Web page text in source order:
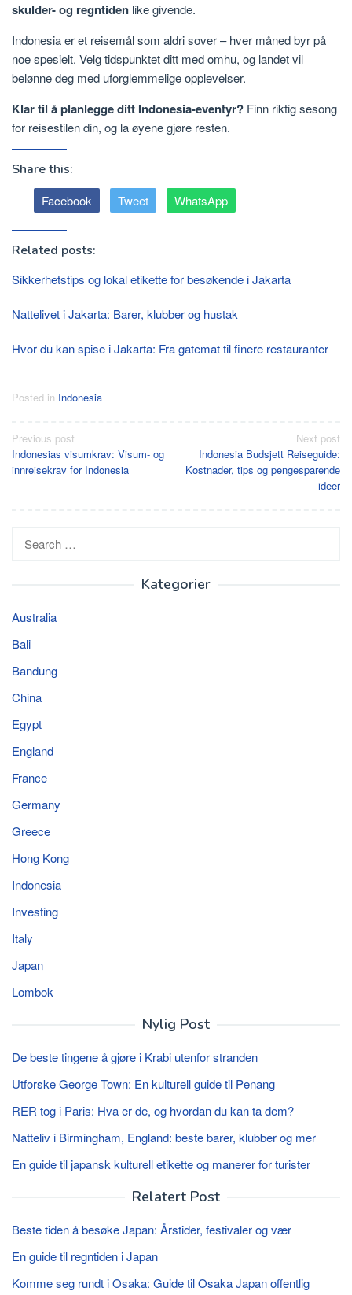
skulder- og regntiden like givende.
Indonesia er et reisemål som aldri sover – hver måned byr på
noe spesielt. Velg tidspunktet ditt med omhu, og landet vil
belønne deg med uforglemmelige opplevelser.
Klar til å planlegge ditt Indonesia-eventyr? Finn riktig sesong
for reisestilen din, og la øyene gjøre resten.
Share this:
Facebook Tweet WhatsApp
Related posts:
Sikkerhetstips og lokal etikette for besøkende i Jakarta
Nattelivet i Jakarta: Barer, klubber og hustak
Hvor du kan spise i Jakarta: Fra gatemat til finere restauranter
Posted in Indonesia
Post
navigation
Previous post
Indonesias visumkrav: Visum- og
innreisekrav for Indonesia
Next post
Indonesia Budsjett Reiseguide:
Kostnader, tips og pengesparende
ideer
for:
Kategorier
Australia
Bali
Bandung
China
Egypt
England
France
Germany
Greece
Hong Kong
Indonesia
Investing
Italy
Japan
Lombok
Nylig Post
De beste tingene å gjøre i Krabi utenfor stranden
Utforske George Town: En kulturell guide til Penang
RER tog i Paris: Hva er de, og hvordan du kan ta dem?
Natteliv i Birmingham, England: beste barer, klubber og mer
En guide til japansk kulturell etikette og manerer for turister
Relatert Post
Beste tiden å besøke Japan: Årstider, festivaler og vær
En guide til regntiden i Japan
Komme seg rundt i Osaka: Guide til Osaka Japan offentlig